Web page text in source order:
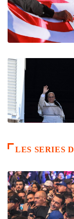
LES SERIES